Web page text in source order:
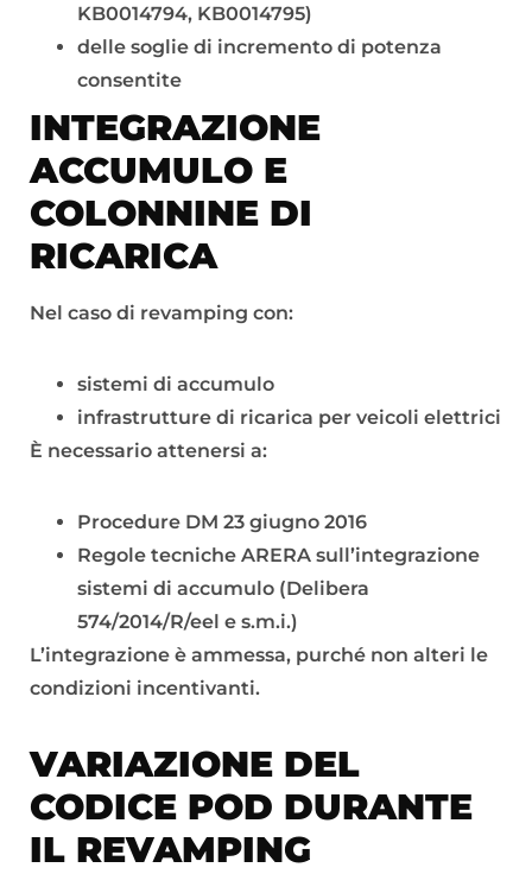
KB0014794, KB0014795)
delle soglie di incremento di potenza
consentite
INTEGRAZIONE
ACCUMULO E
COLONNINE DI
RICARICA
Nel caso di revamping con:
sistemi di accumulo
infrastrutture di ricarica per veicoli elettrici
È necessario attenersi a:
Procedure DM 23 giugno 2016
Regole tecniche ARERA sull’integrazione
sistemi di accumulo (Delibera
574/2014/R/eel e s.m.i.)
L’integrazione è ammessa, purché non alteri le
condizioni incentivanti.
VARIAZIONE DEL
CODICE POD DURANTE
IL REVAMPING